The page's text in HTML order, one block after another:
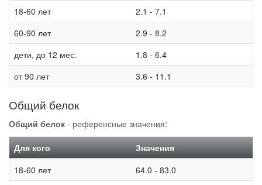
18-60 лет
2.1 - 7.1
60-90 лет
2.9 - 8.2
дети, до 12 мес.
1.8 - 6.4
от 90 лет
3.6 - 11.1
Общий белок
Общий белок - референсные значения:
Для кого
Значения
18-60 лет
64.0 - 83.0